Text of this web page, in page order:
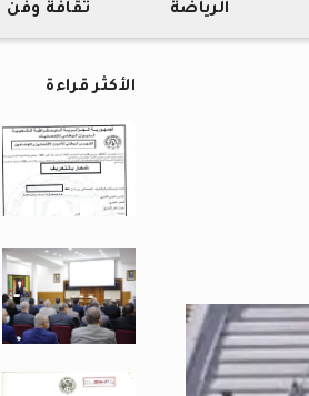
الرياضة ثقافة وفن
الأكثر قراءة